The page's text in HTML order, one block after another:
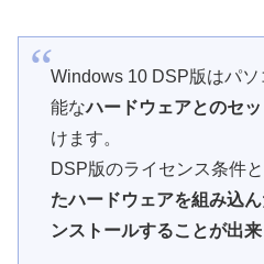
Windows 10 DSP版はパ
能なハードウェアとのセッ
けます。
DSP版のライセンス条件と
たハードウェアを組み込
ンストールすることが出来